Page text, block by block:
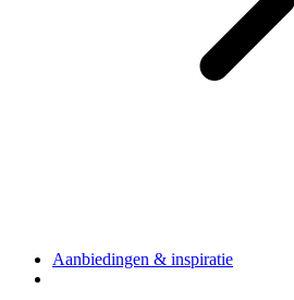
Aanbiedingen & inspiratie